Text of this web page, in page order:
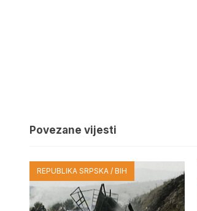
Povezane vijesti
REPUBLIKA SRPSKA / BIH